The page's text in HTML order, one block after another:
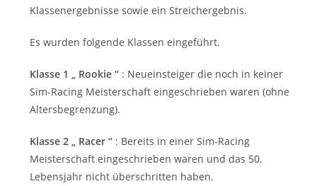
Klassenergebnisse sowie ein Streichergebnis.
Es wurden folgende Klassen eingeführt.
Klasse 1 „ Rookie “ : Neueinsteiger die noch in keiner
Sim-Racing Meisterschaft eingeschrieben waren (ohne
Altersbegrenzung).
Klasse 2 „ Racer “ : Bereits in einer Sim-Racing
Meisterschaft eingeschrieben waren und das 50.
Lebensjahr nicht überschritten haben.